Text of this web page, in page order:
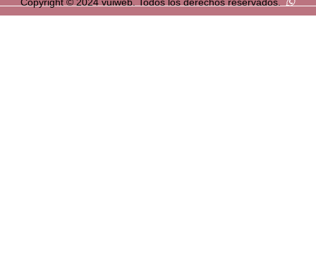
Copyright © 2024 vuiweb. Todos los derechos reservados.